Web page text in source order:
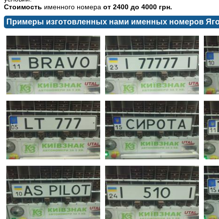
Стоимость именного номера от 2400 до 4000 грн.
Примеры изготовленных нами именных номеров